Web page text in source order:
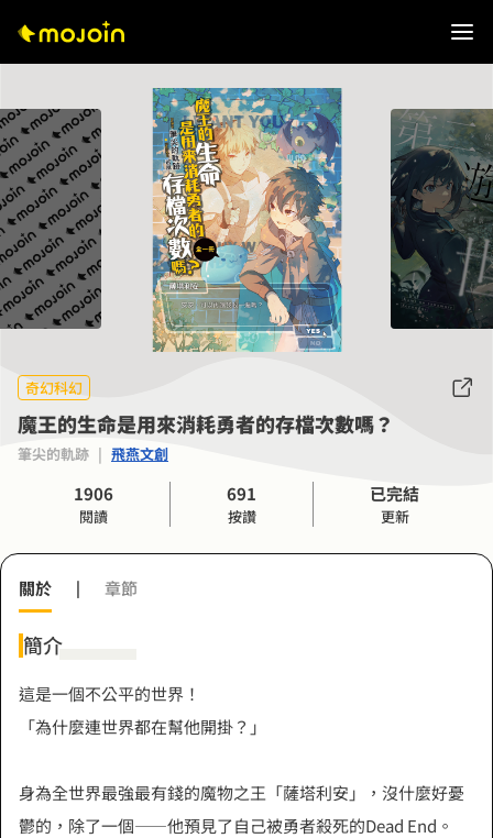
奇幻科幻
魔王的生命是用來消耗勇者的存檔次數嗎？
筆尖的軌跡 | 飛燕文創
1906
閱讀
691
按讚
已完結
更新
關於 | 章節
簡介
這是一個不公平的世界！
「為什麼連世界都在幫他開掛？」
身為全世界最強最有錢的魔物之王「薩塔利安」，沒什麼好憂
鬱的，除了一個——他預見了自己被勇者殺死的Dead End。